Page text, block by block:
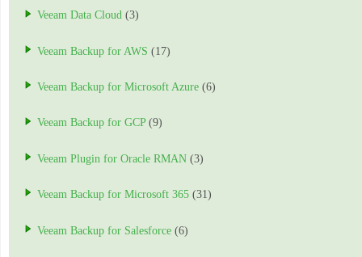
Veeam Data Cloud (3)
Veeam Backup for AWS (17)
Veeam Backup for Microsoft Azure (6)
Veeam Backup for GCP(9)
Veeam Plugin for Oracle RMAN (3)
Veeam Backup for Microsoft 365 (31)
Veeam Backup for Salesforce (6)